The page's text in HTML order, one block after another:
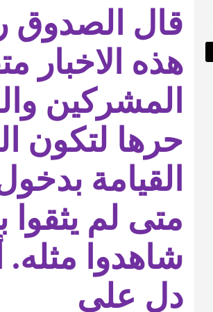
قال الصدوق
هذه الاخبار
المشركين
حرها لتكون
القيامة
متى لم
شاهدوا
دل على